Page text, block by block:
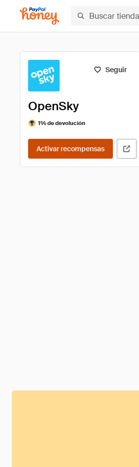
Seguir
OpenSky
1% de devolución
Activar recompensas